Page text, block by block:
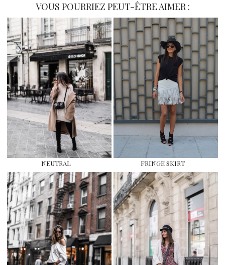
VOUS POURRIEZ PEUT-ÊTRE AIMER :
NEUTRAL FRINGE SKIRT